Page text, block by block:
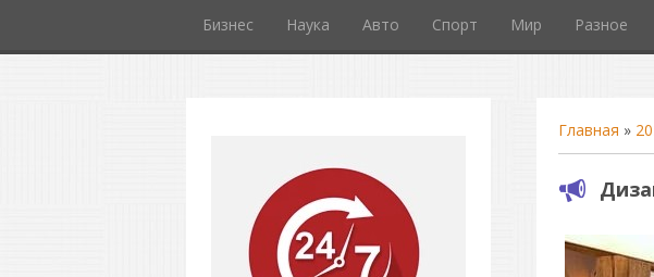
Бизнес Наука Авто Спорт Мир Разное
Главная »